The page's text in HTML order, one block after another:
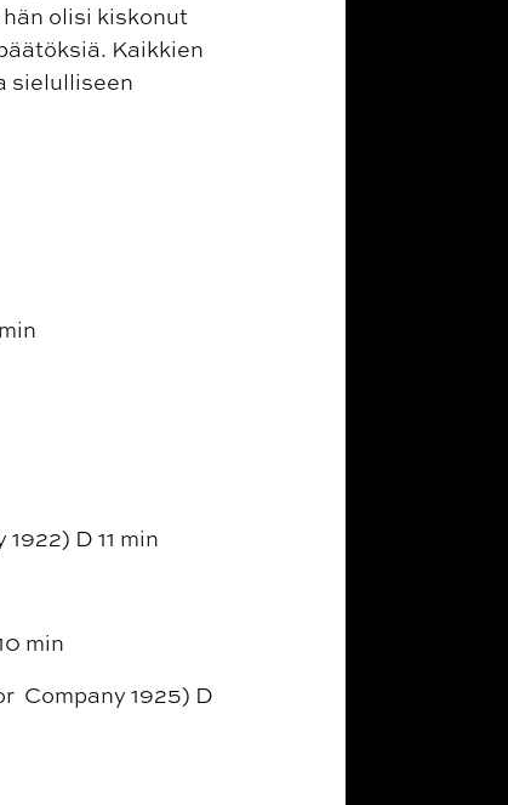
olisi kiskonut
Kaikkien
sielulliseen
D 11 min
min
Company 1925) D